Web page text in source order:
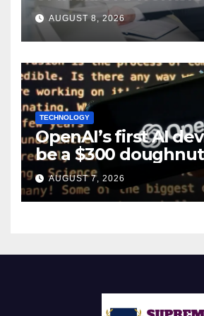
layoffs
AUGUST 8, 2026
TECHNOLOGY
OpenAI’s first AI
be a $300
smart speaker:
AUGUST 7, 2026